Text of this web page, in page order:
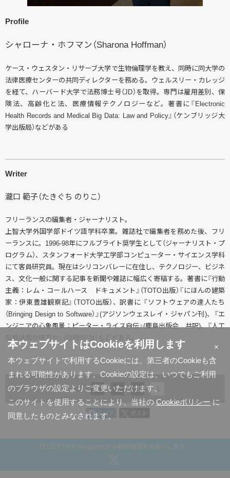
本ウェブサイトはCookieを利用します
×
本ウェブサイトで利用するCookieには、第三者のCookieも含
まれる可能性があります。Cookieの設定は、いつでもご利用
のブラウザの設定よりご変更いただけます。
このサイトを使用することにより、当社の Cookieポリシー に
同意したものとみなされます。
Profile
シャローナ・ホフマン（Sharona Hoffman）
ケース・ウェスタン・リサーブ大学で生物倫理学を教え、同時に同大学の
法律医療センターの共同ディレクターを務める。ウェルスリー・カレッジ
を経て、ハーバード大学で法務博士号（JD）を取得。専門は雇用差別、保
険法、高齢化と法、医療情報テクノロジーなど。著書に『Electronic
Health Records and Medical Big Data: Law and Policy』（ケンブリッジ大
学出版局）などがある
Writer
瀧口 範子（たきぐち のりこ）
フリーランスの編集者・ジャーナリスト。
上智大学外国学部ドイツ語学科卒業。雑誌社で編集者を務めた後、フリ
ーランスに。1996-98年にフルブライト奨学生として（ジャーナリスト・プ
ログラム）、スタンフォード大学工学部コンピューター・サイエンス学科
にて客員研究員。現在はシリコンバレーに在住し、テクノロジー、ビジネ
ス、文化一般に関する記事を新聞や雑誌に幅広く寄稿する。著書に『行動
主義：レム・コールハース ドキュメント』（TOTO出版）『にほんの建築
家：伊東豊雄観察記』（TOTO出版）、訳書に 『ソフトウェアの達人たち
（Bringing Design to Software）』(アジソンウェスレイ・ジャパン刊)、『エ
ンジニアの心象風景：ピーター・ライス自伝』(鹿島出版会 共訳)、『人工
知能は敵か味方か』（日経BP社）などがある。
< 1 2 3 4
シェア ポスト
TELESCOPE Magazineから最新情報をお届けします。